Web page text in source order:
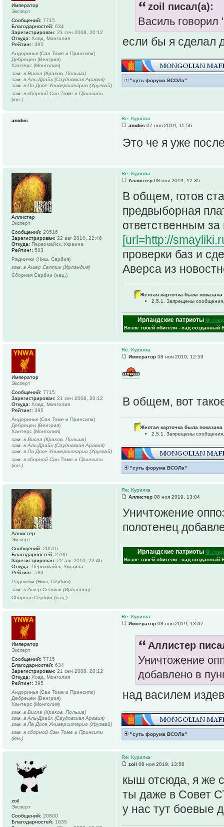
zoil писал(а):
Василь говорил
если бы я сделал
"суть форума ВСОЛа"
Император
Эксперт
Сообщений: 7715
Благодарностей: 634
Зарегистрирован: 21 сен 2008, 20:12
Откуда: Ховд, Монголия
Рейтинг: 395
Андоринья (Сан Томе и Принсипи)
Дебрецен (Венгрия)
Хантерс (Монголия)
зам. в Висла (Краков, Польша)
зам. в Аль-Драйх (Саудовская Аравия)
зам. в Ла Досе Университарио (Уругвай)
зам. в сборной Сан Томе и Принсипи
(юн.)
Re: Курилка
anubis 07 ноя 2019, 11:56
Это че я уже
anubis
Re: Курилка
Аллистер 08 ноя 2019, 12:35
В общем, готов
предвыборная
ответственным
[url=http://
проверки баз и
Аверса из
Желтая карточка была показана
2.5.1. Запрещены
Ирландские патриоты ⚽
Возле твоей обители - сад созданный
Аллистер
Эксперт
Сообщений: 20516
Зарегистрирован: 22 авг 2010, 22:46
Откуда: Первомайск, Украина
Рейтинг: 583
Раднички (Ниш, Сербия)
зам. в Ашер Селтик (Ирландия)
Сборная Сербии (нац.)
Re: Курилка
Император 08 ноя 2019, 12:59
В общем, вот
Желтая карточка была показана
2.5.1. Запрещены
"суть форума ВСОЛа"
Император
Эксперт
Сообщений: 7715
Зарегистрирован: 21 сен 2008, 20:12
Откуда: Ховд, Монголия
Рейтинг: 395
Андоринья (Сан Томе и Принсипи)
Дебрецен (Венгрия)
Хантерс (Монголия)
зам. в Висла (Краков, Польша)
зам. в Аль-Драйх (Саудовская Аравия)
зам. в Ла Досе Университарио (Уругвай)
зам. в сборной Сан Томе и Принсипи
(юн.)
Re: Курилка
Аллистер 08 ноя 2019, 13:04
Уничтожение
полотенец
Ирландские патриоты ⚽
Возле твоей обители - сад созданный
Аллистер
Эксперт
Сообщений: 20516
Благодарностей: 2796
Зарегистрирован: 22 авг 2010, 22:46
Откуда: Первомайск, Украина
Рейтинг: 583
Раднички (Ниш, Сербия)
зам. в Ашер Селтик (Ирландия)
Сборная Сербии (нац.)
Re: Курилка
Император 08 ноя 2019, 13:07
Аллистер
Уничтожение
добавлено в
над василем
"суть форума ВСОЛа"
Император
Эксперт
Сообщений: 7715
Благодарностей: 634
Зарегистрирован: 21 сен 2008, 20:12
Откуда: Ховд, Монголия
Рейтинг: 395
Андоринья (Сан Томе и Принсипи)
Дебрецен (Венгрия)
Хантерс (Монголия)
зам. в Висла (Краков, Польша)
зам. в Аль-Драйх (Саудовская Аравия)
зам. в Ла Досе Университарио (Уругвай)
зам. в сборной Сан Томе и Принсипи
(юн.)
Re: Курилка
zoil 08 ноя 2019, 13:56
кыш отсюда, я же
ты даже в Совет
у нас тут боевые
zoil
Эксперт
Сообщений: 20800
Благодарностей: 1635